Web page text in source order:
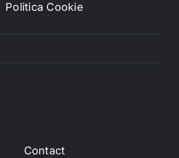
Politica Cookie
Contact